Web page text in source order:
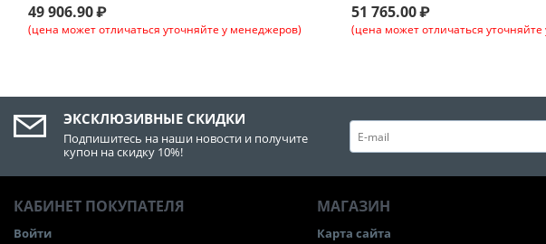
49 906.90₽
(цена может отличаться уточняйте у менеджеров)
51 765.00₽
(цена может отличаться
ЭКСКЛЮЗИВНЫЕ СКИДКИ
Подпишитесь на наши новости и получите
купон на скидку 10%!
КАБИНЕТ ПОКУПАТЕЛЯ
Войти
МАГАЗИН
Карта сайта